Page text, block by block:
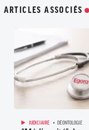
ARTICLES ASSOCIÉS
JUDICIAIRE DÉONTOLOGIE